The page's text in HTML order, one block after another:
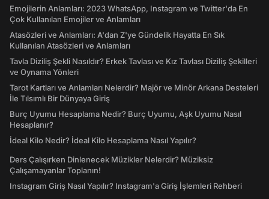
Emojilerin Anlamları: 2023 WhatsApp, Instagram ve Twitter'da En
Çok Kullanılan Emojiler ve Anlamları
Atasözleri ve Anlamları: A'dan Z'ye Gündelik Hayatta En Sık
Kullanılan Atasözleri ve Anlamları
Tavla Diziliş Şekli Nasıldır? Erkek Tavlası ve Kız Tavlası Diziliş Şekilleri
ve Oynama Yönleri
Tarot Kartları ve Anlamları Nelerdir? Majör ve Minör Arkana Desteleri
İle Tılsımlı Bir Dünyaya Giriş
Burç Uyumu Hesaplama Nedir? Burç Uyumu, Aşk Uyumu Nasıl
Hesaplanır?
İdeal Kilo Nedir? İdeal Kilo Hesaplama Nasıl Yapılır?
Ders Çalışırken Dinlenecek Müzikler Nelerdir? Müziksiz
Çalışamayanlar Toplanın!
Instagram Giriş Nasıl Yapılır? Instagram'a Giriş İşlemleri Rehberi